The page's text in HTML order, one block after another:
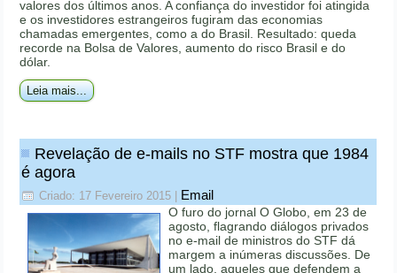
valores dos últimos anos. A confiança do investidor foi atingida
e os investidores estrangeiros fugiram das economias
chamadas emergentes, como a do Brasil. Resultado: queda
recorde na Bolsa de Valores, aumento do risco Brasil e do
dólar.
Leia mais...
Revelação de e-mails no STF mostra que 1984
é agora
Criado: 17 Fevereiro 2015 Email
O furo do jornal O Globo, em 23 de
agosto, flagrando diálogos privados
no e-mail de ministros do STF dá
margem a inúmeras discussões. De
um lado, aqueles que defendem a